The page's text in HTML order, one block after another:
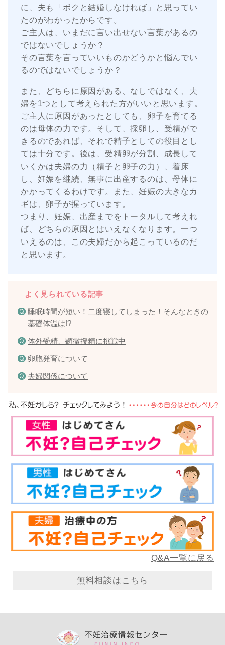
に、夫も「ボクと結婚しなければ」と思ってい
たのがわかったからです。
ご主人は、いまだに言い出せない言葉があるの
ではないでしょうか？
その言葉を言っていいものかどうかと悩んでい
るのではないでしょうか？
また、どちらに原因がある、なしではなく、夫
婦を1つとして考えられた方がいいと思います。
ご主人に原因があったとしても、卵子を育てる
のは母体の力です。そして、採卵し、受精がで
きるのであれば、それで精子としての役目とし
ては十分です。後は、受精卵が分割、成長して
いくかは夫婦の力（精子と卵子の力）、着床
し、妊娠を継続、無事に出産するのは、母体に
かかってくるわけです。また、妊娠の大きなカ
ギは、卵子が握っています。
つまり、妊娠、出産までをトータルして考えれ
ば、どちらの原因とはいえなくなります。一つ
いえるのは、この夫婦だから起こっているのだ
と思います。
よく見られている記事
睡眠時間が短い！二度寝してしまった！そんなときの
基礎体温は!?
体外受精、顕微授精に挑戦中
卵胞発育について
夫婦関係について
Q&A一覧に戻る
無料相談はこちら